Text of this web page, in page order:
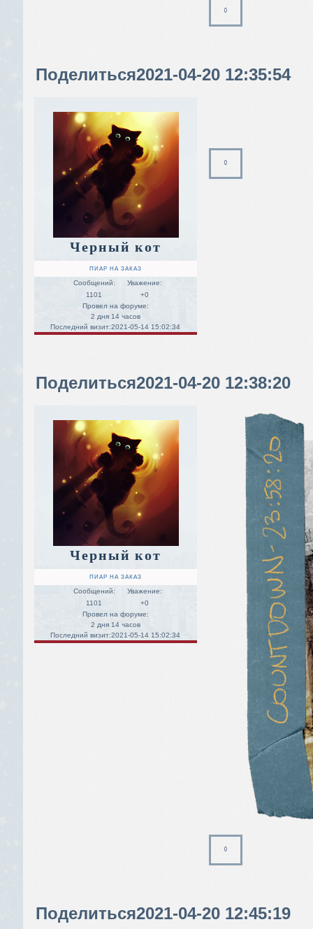
0
Поделиться2021-04-20 12:35:54
Черный кот
ПИАР НА ЗАКАЗ
Сообщений:
1101
Уважение:
+0
Провел на форуме:
2 дня 14 часов
Последний визит:2021-05-14 15:02:34
0
Поделиться2021-04-20 12:38:20
Черный кот
ПИАР НА ЗАКАЗ
Сообщений:
1101
Уважение:
+0
Провел на форуме:
2 дня 14 часов
Последний визит:2021-05-14 15:02:34
0
Поделиться2021-04-20 12:45:19